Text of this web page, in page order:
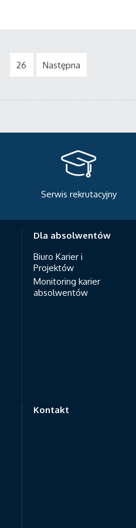
26 Następna
Akademia Małego Żaka
Dla absolwentów
Biuro Karier i
Projektów
Monitoring karier
absolwentów
Kontakt